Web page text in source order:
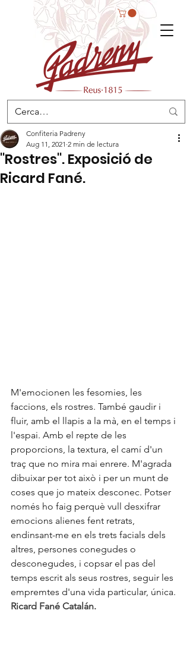
"Rostres". Exposició de
Ricard Fané.
Confiteria Padreny
Aug 11, 2021 2 min de lectura
M'emocionen les fesomies, les
faccions, els rostres. També gaudir i
fluir, amb el llapis a la mà, en el temps i
l'espai. Amb el repte de les
proporcions, la textura, el camí d'un
traç que no mira mai enrere. M'agrada
dibuixar per tot això i per un munt de
coses que jo mateix desconec. Potser
només ho faig perquè vull desxifrar
emocions alienes fent retrats,
endinsant-me en els trets facials dels
altres, persones conegudes o
desconegudes, i copsar el pas del
temps escrit als seus rostres, seguir les
empremtes d'una vida particular, única.
Ricard Fané Catalán.